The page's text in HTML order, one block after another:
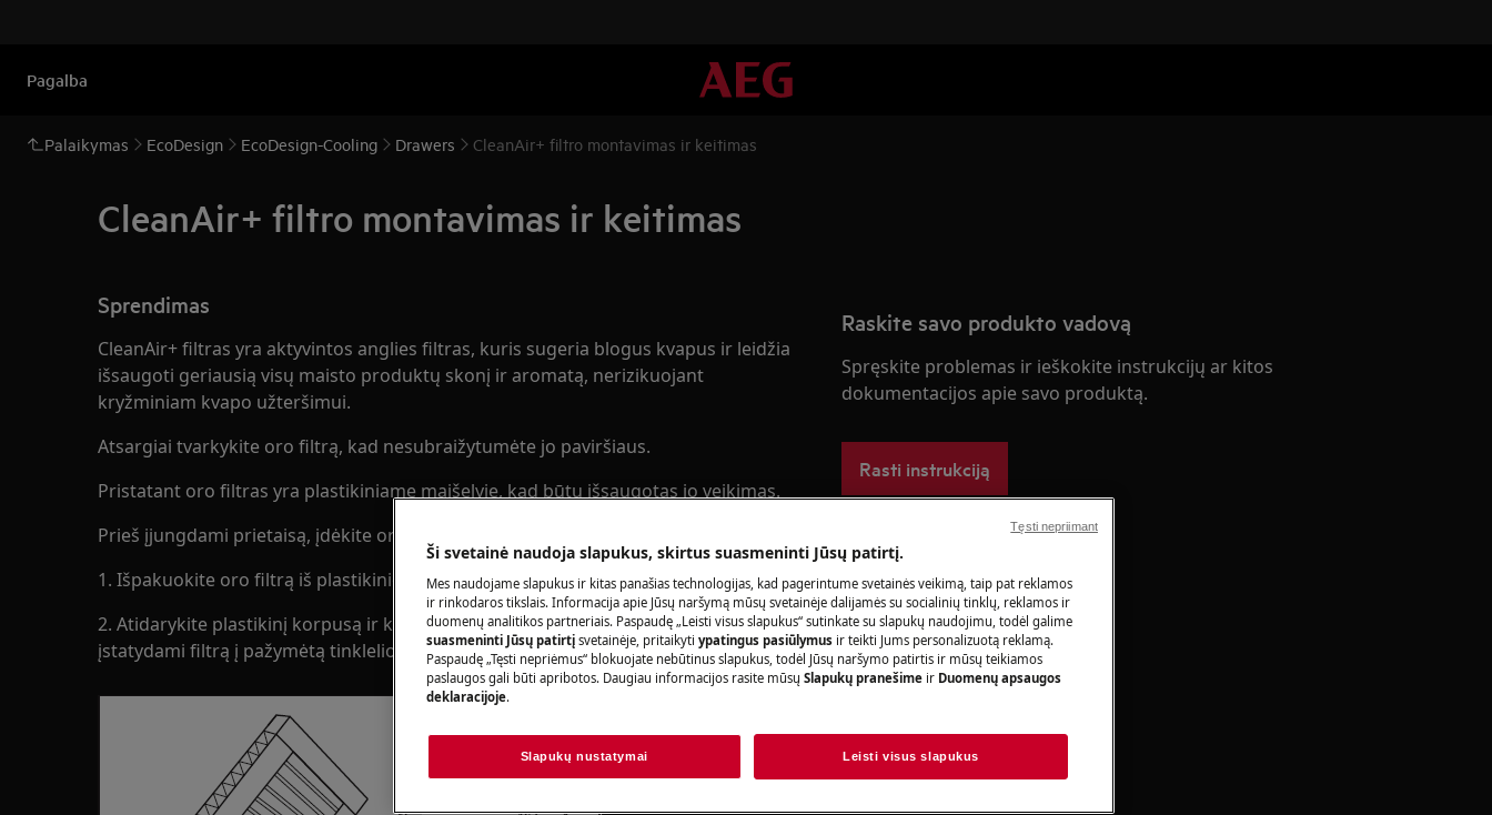
Pagalba
Palaikymas EcoDesign EcoDesign-Cooling Drawers CleanAir+ filtro montavimas ir keitimas
CleanAir+ filtro montavimas ir keitimas
Sprendimas
CleanAir+ filtras yra aktyvintos anglies filtras, kuris sugeria blogus kvapus ir leidžia
išsaugoti geriausią visų maisto produktų skonį ir aromatą, nerizikuojant
kryžminiam kvapo užteršimui.
Atsargiai tvarkykite oro filtrą, kad nesubraižytumėte jo paviršiaus.
Pristatant oro filtras yra plastikiniame maišelyje, kad būtų išsaugotas jo veikimas.
Prieš įjungdami prietaisą, įdėkite oro filtrą.
1. Išpakuokite oro filtrą iš plastikinio maišelio.
2. Atidarykite plastikinį korpusą ir klostuotą paviršių uždėkite ant grotelių,
įstatydami filtrą į pažymėtą tinklelio paviršiaus sritį.
Raskite savo produkto vadovą
Spręskite problemas ir ieškokite instrukcijų ar kitos
dokumentacijos apie savo produktą.
Rasti instrukciją
Ši svetainė naudoja slapukus, skirtus suasmeninti Jūsų patirtį.
Mes naudojame slapukus ir kitas panašias technologijas, kad pagerintume svetainės veikimą, taip pat reklamos
ir rinkodaros tikslais. Informacija apie Jūsų naršymą mūsų svetainėje dalijamės su socialinių tinklų, reklamos ir
duomenų analitikos partneriais. Paspaudę „Leisti visus slapukus“ sutinkate su slapukų naudojimu, todėl galime
suasmeninti Jūsų patirtį svetainėje, pritaikyti ypatingus pasiūlymus ir teikti Jums personalizuotą reklamą.
Paspaudę „Tęsti nepriėmus“ blokuojate nebūtinus slapukus, todėl Jūsų naršymo patirtis ir mūsų teikiamos
paslaugos gali būti apribotos. Daugiau informacijos rasite mūsų Slapukų pranešime ir Duomenų apsaugos
deklaracijoje.
Slapukų nustatymai Leisti visus slapukus
Tęsti nepriimant